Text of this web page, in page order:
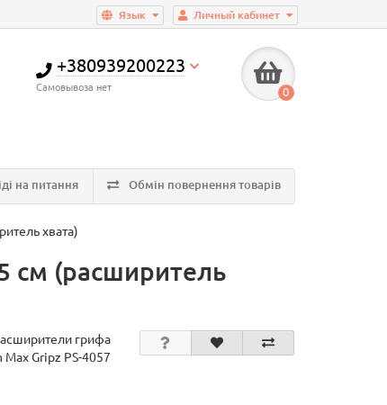
Личный кабинет
Язык
+380939200223
Самовывоза нет 0
на питання Обмін повернення товарів
хвата)
см (расширитель
грифа
Max Gripz PS-4057